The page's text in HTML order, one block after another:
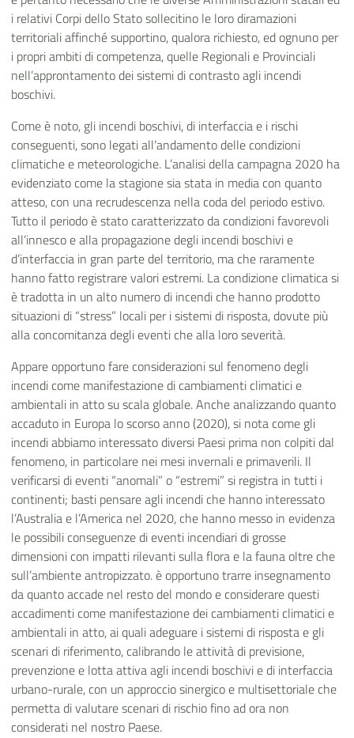
i relativi Corpi dello Stato sollecitino le loro diramazioni
territoriali affinché supportino, qualora richiesto, ed ognuno per
i propri ambiti di competenza, quelle Regionali e Provinciali
nell’approntamento dei sistemi di contrasto agli incendi
boschivi.
Come è noto, gli incendi boschivi, di interfaccia e i rischi
conseguenti,sono legati all’andamento delle condizioni
climatiche e meteorologiche. L’analisi della campagna 2020 ha
evidenziato come la stagione sia stata in media con quanto
atteso, con una recrudescenza nella coda del periodo estivo.
Tutto il periodo è stato caratterizzato da condizioni favorevoli
all’innesco e alla propagazione degli incendi boschivi e
d’interfaccia in gran parte del territorio, ma che raramente
hanno fatto registrare valori estremi. La condizione climatica si
è tradotta in un alto numero di incendi che hanno prodotto
situazioni di “stress” locali per i sistemi di risposta, dovute più
alla concomitanza degli eventi che alla loro severità.
Appare opportuno fare considerazioni sul fenomeno degli
incendi come manifestazione di cambiamenti climatici e
ambientali in atto su scala globale. Anche analizzando quanto
accaduto in Europa lo scorso anno (2020), si nota come gli
incendi abbiamo interessato diversi Paesi prima non colpiti dal
fenomeno, in particolare nei mesi invernali e primaverili. Il
verificarsi di eventi “anomali” o “estremi” si registra in tutti i
continenti; basti pensare agli incendi che hanno interessato
l’Australia e l’America nel 2020, che hanno messo in evidenza
le possibili conseguenze di eventi incendiari di grosse
dimensioni con impatti rilevanti sulla flora e la fauna oltre che
sull’ambiente antropizzato.è opportuno trarre insegnamento
da quanto accade nel resto del mondo e considerare questi
accadimenti come manifestazione dei cambiamenti climatici e
ambientali in atto, ai quali adeguare i sistemi di risposta e gli
scenari di riferimento, calibrando le attività di previsione,
prevenzione e lotta attiva agli incendi boschivi e di interfaccia
urbano-rurale, con un approccio sinergico e multisettoriale che
permetta di valutare scenari di rischio fino ad ora non
considerati nel nostro Paese.